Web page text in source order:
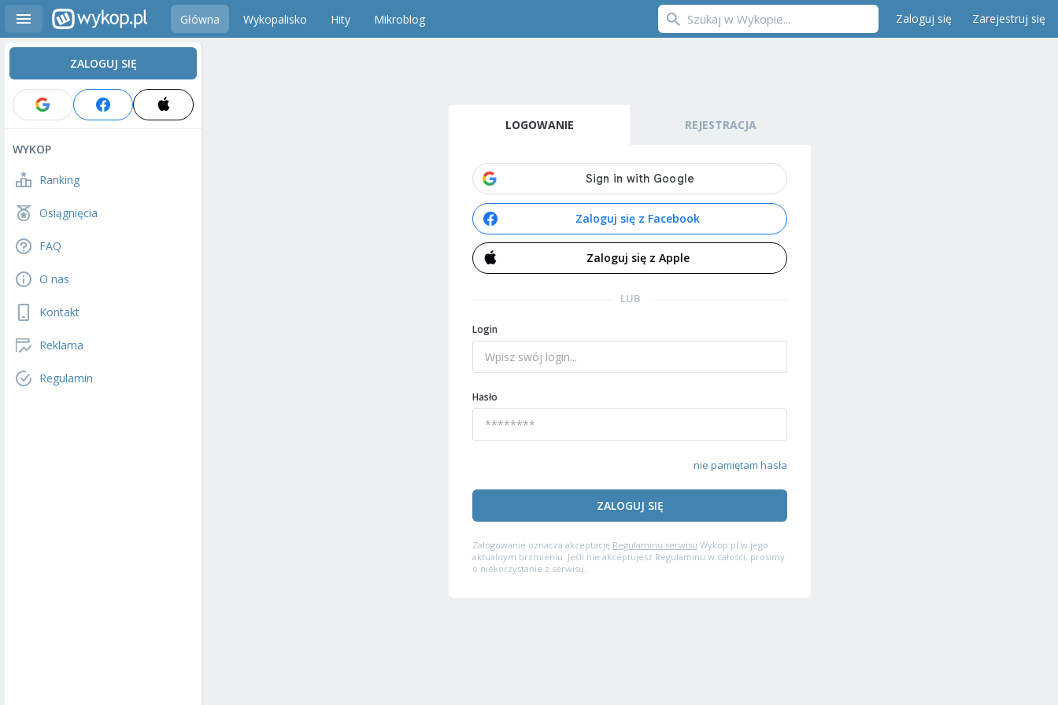
Główna Wykopalisko Hity Mikroblog Zaloguj się Zarejestruj się
ZALOGUJ SIĘ
WYKOP
Ranking
Osiągnięcia
FAQ
O nas
Kontakt
Reklama
Regulamin
LOGOWANIE REJESTRACJA
Zaloguj się z Facebook
Zaloguj się z Apple
LUB
Login
Hasło
nie pamiętam hasła
ZALOGUJ SIĘ
Zalogowanie oznacza akceptację Regulaminu serwisu Wykop.pl w jego
aktualnym brzmieniu. Jeśli nie akceptujesz Regulaminu w całości, prosimy
o niekorzystanie z serwisu.